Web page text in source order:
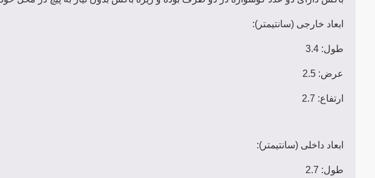
ابعاد خارجی (سانتیمتر):
طول: 3.4
عرض: 2.5
ارتفاع: 2.7
ابعاد داخلی (سانتیمتر):
طول: 2.7